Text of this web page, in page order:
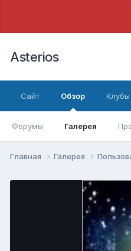
Asterios
Сайт Обзор
Форумы Галерея
Клубы
Главная Галерея